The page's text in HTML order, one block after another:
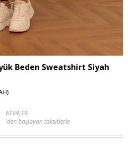
Beden Sweatshirt Siyah
₺189,18
'den başlayan taksitlerle